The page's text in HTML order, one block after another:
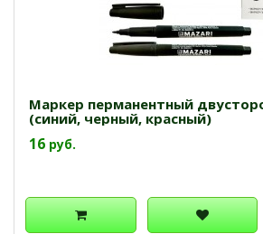
Маркер перманентный
(синий, черный, красный)
16 руб.